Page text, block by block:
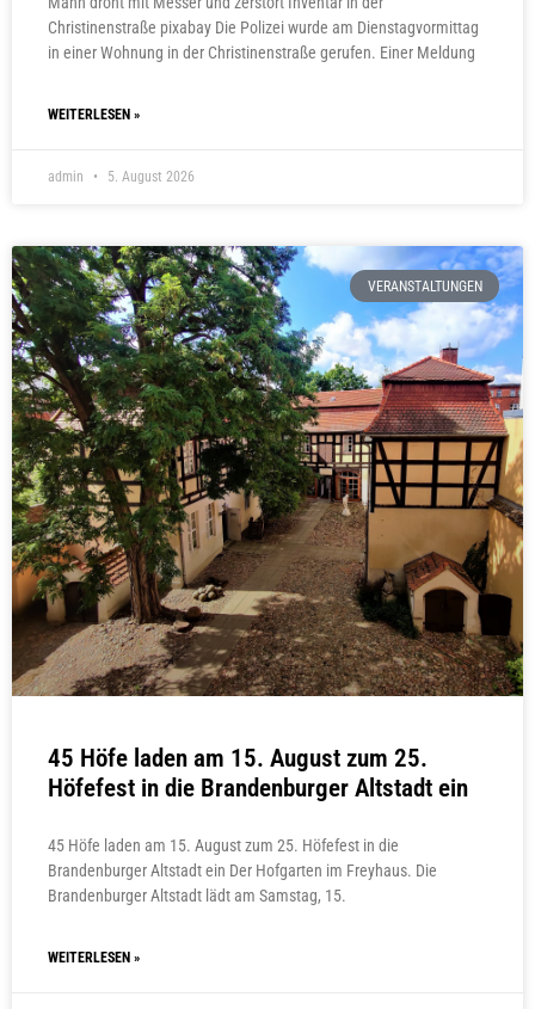
Christinenstraße pixabay Die Polizei wurde am Dienstagvormittag
in einer Wohnung in der Christinenstraße gerufen. Einer Meldung
WEITERLESEN »
admin 5. August 2026
VERANSTALTUNGEN
45 Höfe laden am 15. August zum 25.
Höfefest in die Brandenburger Altstadt ein
45 Höfe laden am 15. August zum 25. Höfefest in die
Brandenburger Altstadt ein Der Hofgarten im Freyhaus. Die
Brandenburger Altstadt lädt am Samstag, 15.
WEITERLESEN »